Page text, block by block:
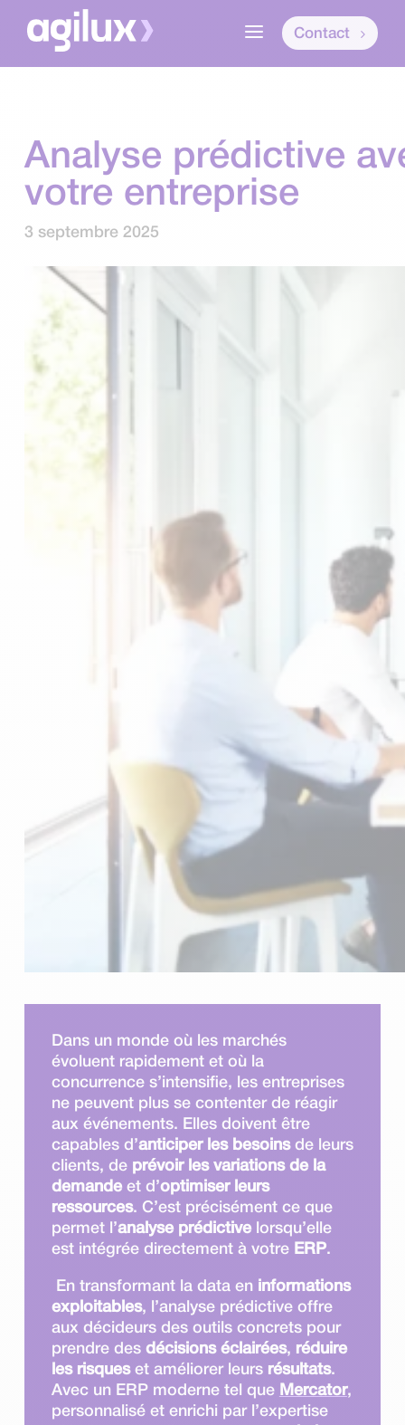
a Contact
Analyse prédictive
votre entreprise
3 septembre 2025
Dans un monde où les marchés
évoluent rapidement et où la
concurrence s’intensifie, les entreprises
ne peuvent plus se contenter de réagir
aux événements. Elles doivent être
capables d’anticiper les besoinsde leurs
clients, de prévoir les variations de la
demandeet d’optimiser leurs
ressources. C’est précisément ce que
permet l’analyse prédictivelorsqu’elle
est intégrée directement à votre ERP.
En transformant la data en informations
exploitables, l’analyse prédictive offre
aux décideurs des outils concrets pour
prendre des décisions éclairées, réduire
les risqueset améliorer leurs résultats.
Avec un ERP moderne tel que Mercator,
personnalisé et enrichi par l’expertise